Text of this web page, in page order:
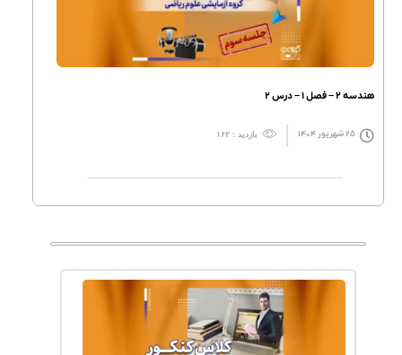
هندسه ۲ – فصل ۱ – درس ۲
۲۵ شهریور ۱۴۰۴ بازدید : ۱۶۲